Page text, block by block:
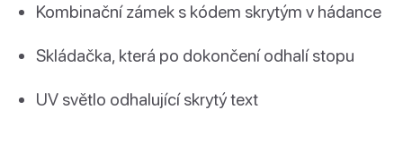
Kombinační zámek s kódem skrytým v hádance
Skládačka, která po dokončení odhalí stopu
UV světlo odhalující skrytý text